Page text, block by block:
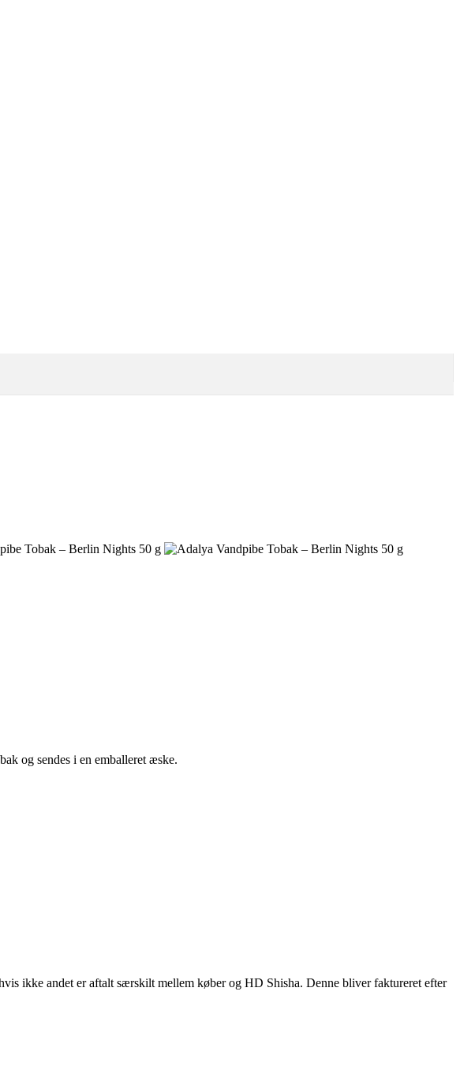
og sendes i en emballeret æske.
ikke andet er aftalt særskilt mellem køber og HD Shisha. Denne bliver faktureret efter